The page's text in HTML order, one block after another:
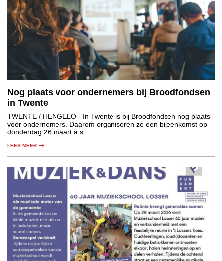
Nog plaats voor ondernemers bij Broodfondsen
in Twente
TWENTE / HENGELO - In Twente is bij Broodfondsen nog plaats
voor ondernemers. Daarom organiseren ze een bijeenkomst op
donderdag 26 maart a.s.
LEES MEER